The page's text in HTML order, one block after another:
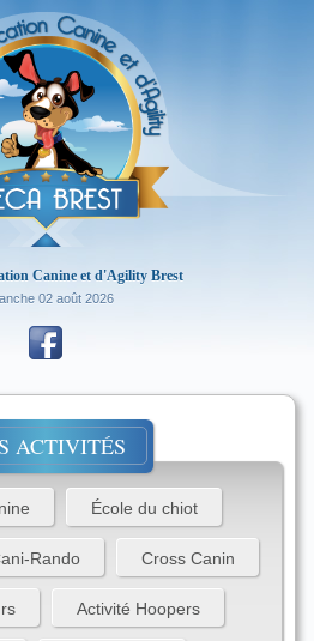
Canine et d'Agility Brest
02 août 2026
ACTIVITÉS
École du chiot
Rando Cross Canin
Activité Hoopers